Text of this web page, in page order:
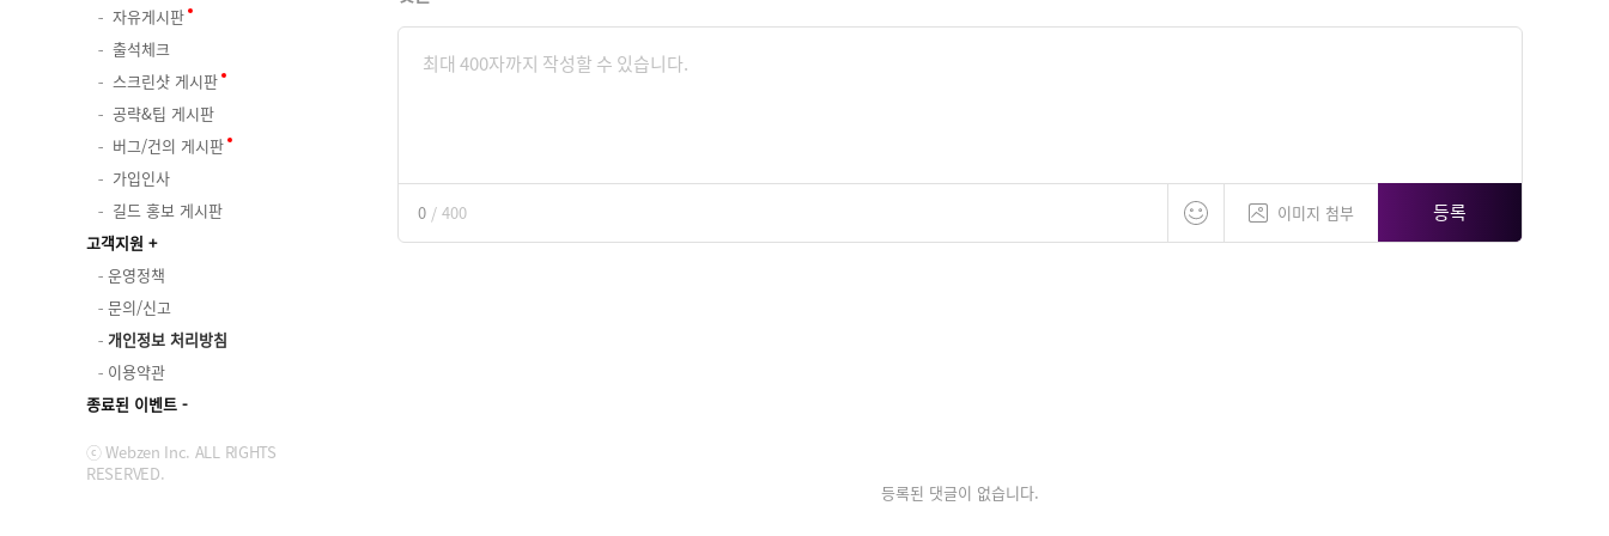
자유게시판
출석체크
스크린샷 게시판
공략&팁 게시판
버그/건의 게시판
가입인사
길드 홍보 게시판
고객지원
운영정책
문의/신고
개인정보 처리방침
이용약관
종료된 이벤트
ⓒ Webzen Inc. ALL RIGHTS
RESERVED.
0 / 400 이미지 첨부 등록
등록된 댓글이 없습니다.